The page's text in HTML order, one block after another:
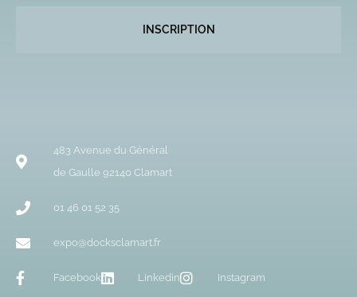
INSCRIPTION
483 Avenue du Général
de Gaulle 92140 Clamart
01 46 01 52 35
expo@docksclamart.fr
Facebook Linkedin Instagram